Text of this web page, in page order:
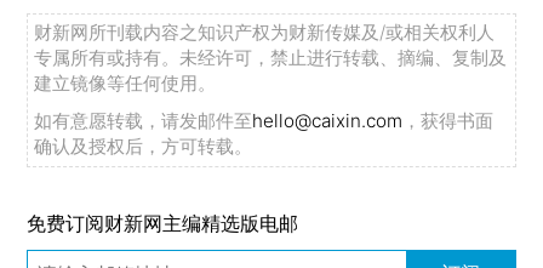
财新网所刊载内容之知识产权为财新传媒及/或相关权利人
专属所有或持有。未经许可，禁止进行转载、摘编、复制及
建立镜像等任何使用。
如有意愿转载，请发邮件至hello@caixin.com ，获得书面
确认及授权后，方可转载。
免费订阅财新网主编精选版电邮